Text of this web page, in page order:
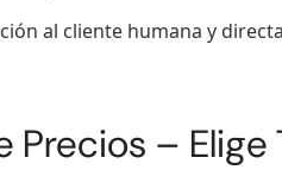
al cliente humana y
Precios – Elige